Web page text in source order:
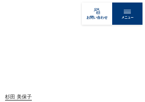
お問い合わせ メニュー
杉田 美保子